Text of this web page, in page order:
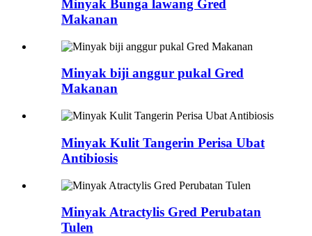
Minyak Bunga lawang Gred
Makanan
Minyak biji anggur pukal Gred
Makanan
Minyak Kulit Tangerin Perisa Ubat
Antibiosis
Minyak Atractylis Gred Perubatan
Tulen